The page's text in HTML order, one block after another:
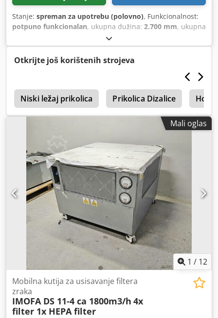
Stanje: spreman za upotrebu (polovno), Funkcionalnost:
potpuno funkcionalan, ukupna dužina: 2.700 mm, ukupna
, ukupna širina:
Otkrijte još korištenih strojeva
Niski ležaj prikolica Prikolica Dizalice
Mali oglas
1 / 12
Mobilna kutija za usisavanje filtera
zraka
IMOFA DS 11-4 ca 1800m3/h 4x
filter 1x HEPA filter